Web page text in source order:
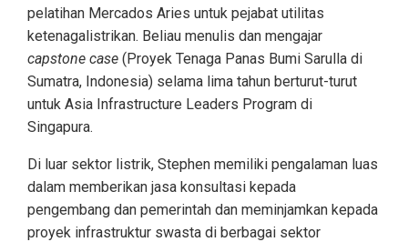
pelatihan Mercados Aries untuk pejabat utilitas
ketenagalistrikan. Beliau menulis dan mengajar
capstone case (Proyek Tenaga Panas Bumi Sarulla di
Sumatra, Indonesia) selama lima tahun berturut-turut
untuk Asia Infrastructure Leaders Program di
Singapura.
Di luar sektor listrik, Stephen memiliki pengalaman luas
dalam memberikan jasa konsultasi kepada
pengembang dan pemerintah dan meminjamkan kepada
proyek infrastruktur swasta di berbagai sektor